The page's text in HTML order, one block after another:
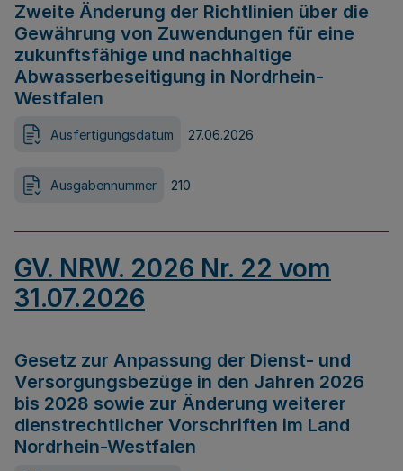
Zweite Änderung der Richtlinien über die
Gewährung von Zuwendungen für eine
zukunftsfähige und nachhaltige
Abwasserbeseitigung in Nordrhein-
Westfalen
Ausfertigungsdatum 27.06.2026
Ausgabennummer 210
GV. NRW. 2026 Nr. 22 vom
31.07.2026
Gesetz zur Anpassung der Dienst- und
Versorgungsbezüge in den Jahren 2026
bis 2028 sowie zur Änderung weiterer
dienstrechtlicher Vorschriften im Land
Nordrhein-Westfalen